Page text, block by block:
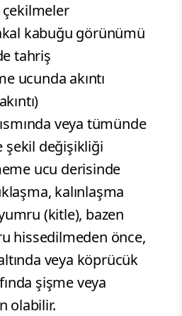
kabuğu görünümü
tahriş
ucunda akıntı
veya tümünde
şekil değişikliği
ucu derisinde
kalınlaşma
(kitle), bazen
hissedilmeden önce,
veya köprücük
şişme veya
olabilir.